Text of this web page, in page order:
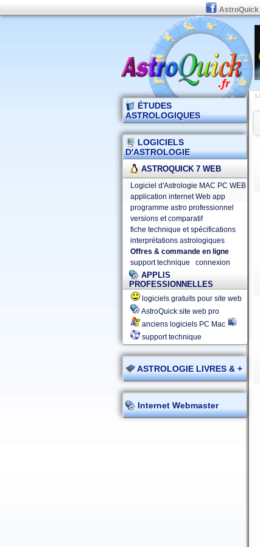
AstroQuick
ÉTUDES
ASTROLOGIQUES
LOGICIELS
D'ASTROLOGIE
ASTROQUICK 7 WEB
Logiciel d'Astrologie MAC PC WEB
application internet Web app
programme astro professionnel
versions et comparatif
fiche technique et spécifications
interprétations astrologiques
Offres & commande en ligne
support technique
connexion
APPLIS
PROFESSIONNELLES
logiciels gratuits pour site web
AstroQuick site web pro
anciens logiciels PC Mac
support technique
ASTROLOGIE LIVRES & +
Internet Webmaster